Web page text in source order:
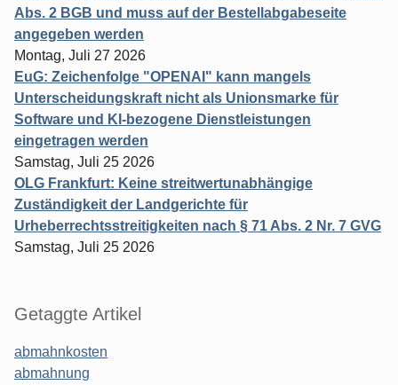
Abs. 2 BGB und muss auf der Bestellabgabeseite
angegeben werden
Montag, Juli 27 2026
EuG: Zeichenfolge "OPENAI" kann mangels
Unterscheidungskraft nicht als Unionsmarke für
Software und KI-bezogene Dienstleistungen
eingetragen werden
Samstag, Juli 25 2026
OLG Frankfurt: Keine streitwertunabhängige
Zuständigkeit der Landgerichte für
Urheberrechtsstreitigkeiten nach § 71 Abs. 2 Nr. 7 GVG
Samstag, Juli 25 2026
Getaggte Artikel
abmahnkosten
abmahnung